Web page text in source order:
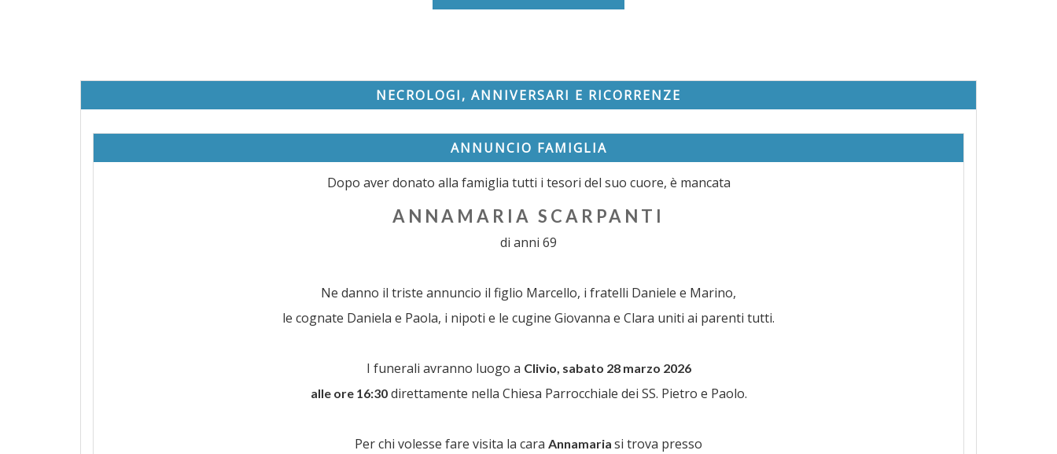
NECROLOGI, ANNIVERSARI E RICORRENZE
ANNUNCIO FAMIGLIA
Dopo aver donato alla famiglia tutti i tesori del suo cuore, è mancata
ANNAMARIA SCARPANTI
di anni 69
Ne danno il triste annuncio il figlio Marcello, i fratelli Daniele e Marino,
le cognate Daniela e Paola, i nipoti e le cugine Giovanna e Clara uniti ai parenti tutti.
I funerali avranno luogo a Clivio, sabato 28 marzo 2026
alle ore 16:30direttamente nella Chiesa Parrocchiale dei SS. Pietro e Paolo.
Per chi volesse fare visita la cara Annamaria si trova presso